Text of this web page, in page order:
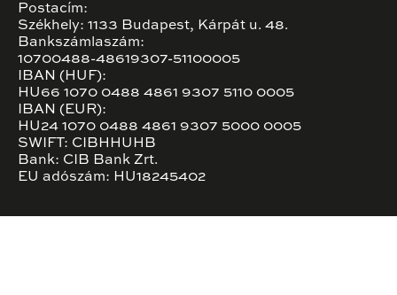
Postacím:
Székhely: 1133 Budapest, Kárpát u. 48.
Bankszámlaszám:
10700488-48619307-51100005
IBAN (HUF):
HU66 1070 0488 4861 9307 5110 0005
IBAN (EUR):
HU24 1070 0488 4861 9307 5000 0005
SWIFT: CIBHHUHB
Bank: CIB Bank Zrt.
EU adószám: HU18245402